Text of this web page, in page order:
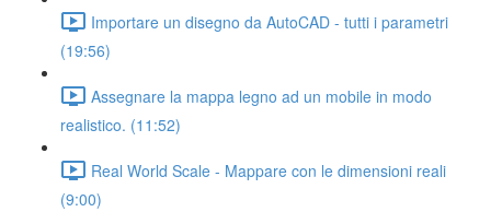
Importare un disegno da AutoCAD - tutti i parametri
(19:56)
Assegnare la mappa legno ad un mobile in modo
realistico. (11:52)
Real World Scale - Mappare con le dimensioni reali
(9:00)